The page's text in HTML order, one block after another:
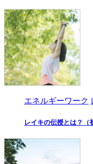
エネルギーワーク
レイキの伝授とは？（